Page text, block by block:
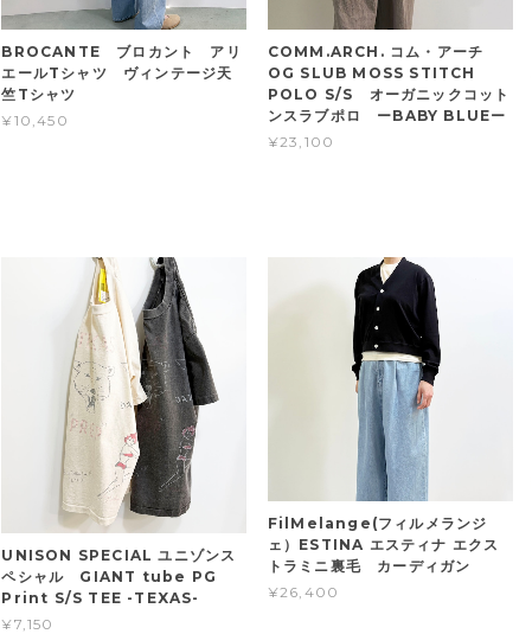
BROCANTE ブロカント アリ
エールTシャツ ヴィンテージ天
竺Tシャツ
¥10,450
COMM.ARCH. コム・アーチ
OG SLUB MOSS STITCH
POLO S/S オーガニックコット
ンスラブポロ ーBABY BLUEー
¥23,100
UNISON SPECIAL ユニゾンス
ペシャル GIANT tube PG
Print S/S TEE -TEXAS-
¥7,150
FilMelange(フィルメランジ
ェ）ESTINA エスティナ エクス
トラミニ裏毛 カーディガン
¥26,400